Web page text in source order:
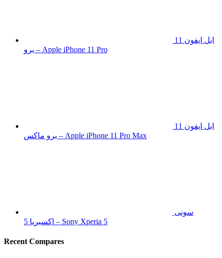
ابل ايفون 11
برو – Apple iPhone 11 Pro
ابل ايفون 11
برو ماكس – Apple iPhone 11 Pro Max
سونى
اكسبريا 5 – Sony Xperia 5
Recent Compares